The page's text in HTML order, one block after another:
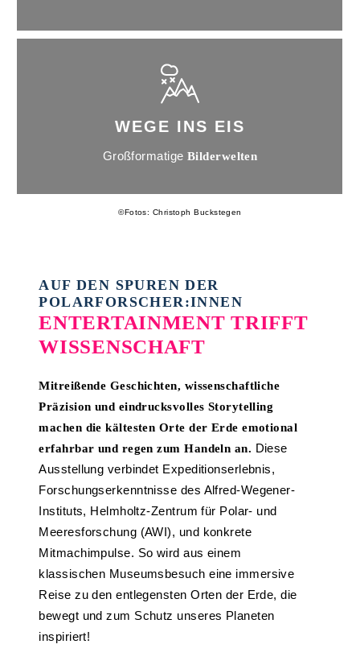
WEGE INS EIS
Großformatige Bilderwelten
©Fotos: Christoph Buckstegen
AUF DEN SPUREN DER
POLARFORSCHER:INNEN
ENTERTAINMENT TRIFFT
WISSENSCHAFT
Mitreißende Geschichten, wissenschaftliche
Präzision und eindrucksvolles Storytelling
machen die kältesten Orte der Erde emotional
erfahrbar und regen zum Handeln an. Diese
Ausstellung verbindet Expeditionserlebnis,
Forschungserkenntnisse des Alfred-Wegener-
Instituts, Helmholtz-Zentrum für Polar- und
Meeresforschung (AWI), und konkrete
Mitmachimpulse. So wird aus einem
klassischen Museumsbesuch eine immersive
Reise zu den entlegensten Orten der Erde, die
bewegt und zum Schutz unseres Planeten
inspiriert!